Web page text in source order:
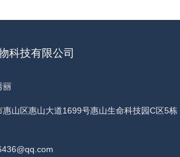
科技有限公司
丽
惠山区惠山大道1699号惠山生命科技园C区5栋